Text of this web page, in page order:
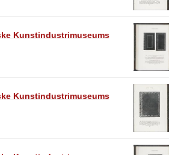
Kunstindustrimuseums
Kunstindustrimuseums